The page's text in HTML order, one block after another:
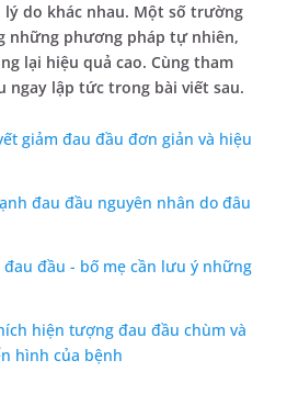
do khác nhau. Một số trường
những phương pháp tự nhiên,
lại hiệu quả cao. Cùng tham
ngay lập tức trong bài viết sau.
giảm đau đầu đơn giản và hiệu
đau đầu nguyên nhân do đâu
đau đầu - bố mẹ cần lưu ý những
hiện tượng đau đầu chùm và
hình của bệnh